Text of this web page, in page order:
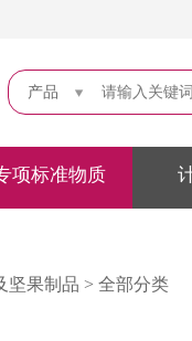
产品
项标准物质
坚果制品 > 全部分类